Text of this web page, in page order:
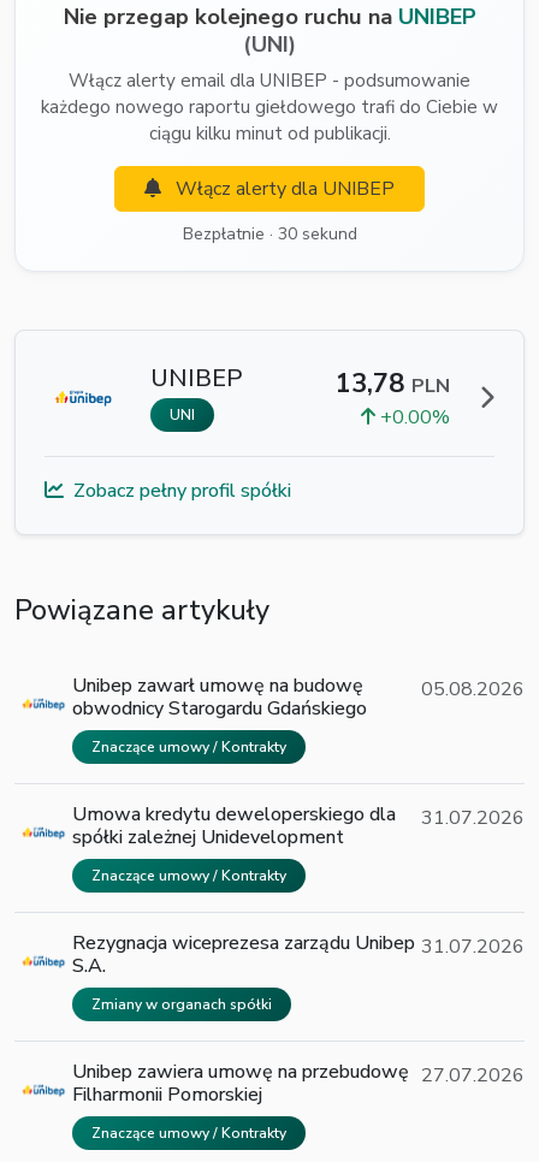
Nie przegap kolejnego ruchu na UNIBEP
(UNI)
Włącz alerty email dla UNIBEP - podsumowanie
każdego nowego raportu giełdowego trafi do Ciebie w
ciągu kilku minut od publikacji.
Włącz alerty dla UNIBEP
Bezpłatnie · 30 sekund
UNIBEP
UNI
13,78 PLN
+0.00%
Zobacz pełny profil spółki
Powiązane artykuły
Unibep zawarł umowę na budowę
obwodnicy Starogardu Gdańskiego
Znaczące umowy / Kontrakty
05.08.2026
Umowa kredytu deweloperskiego dla
spółki zależnej Unidevelopment
Znaczące umowy / Kontrakty
31.07.2026
Rezygnacja wiceprezesa zarządu Unibep
S.A.
Zmiany w organach spółki
31.07.2026
Unibep zawiera umowę na przebudowę
Filharmonii Pomorskiej
Znaczące umowy / Kontrakty
27.07.2026